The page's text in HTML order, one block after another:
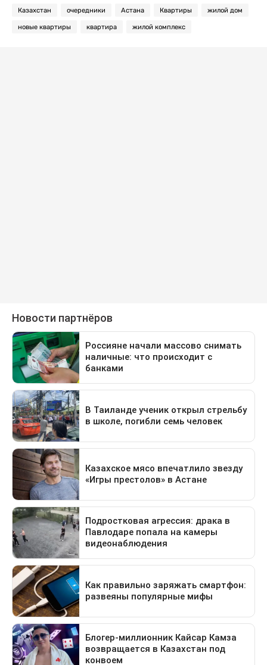
Казахстан очередники Астана Квартиры жилой дом
новые квартиры квартира жилой комплекс